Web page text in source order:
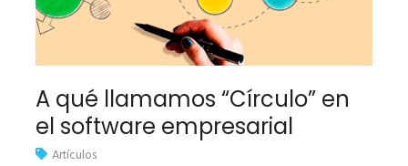
A qué llamamos “Círculo” en
el software empresarial
Artículos